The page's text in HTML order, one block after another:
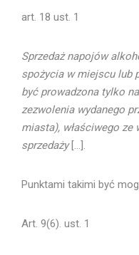
art. 18 ust. 1
Sprzedaż napojów
spożycia w miejscu lub
być prowadzona tylko
zezwolenia wydanego
miasta), właściwego
sprzedaży[…].
Punktami takimi być
Art. 9(6). ust. 1